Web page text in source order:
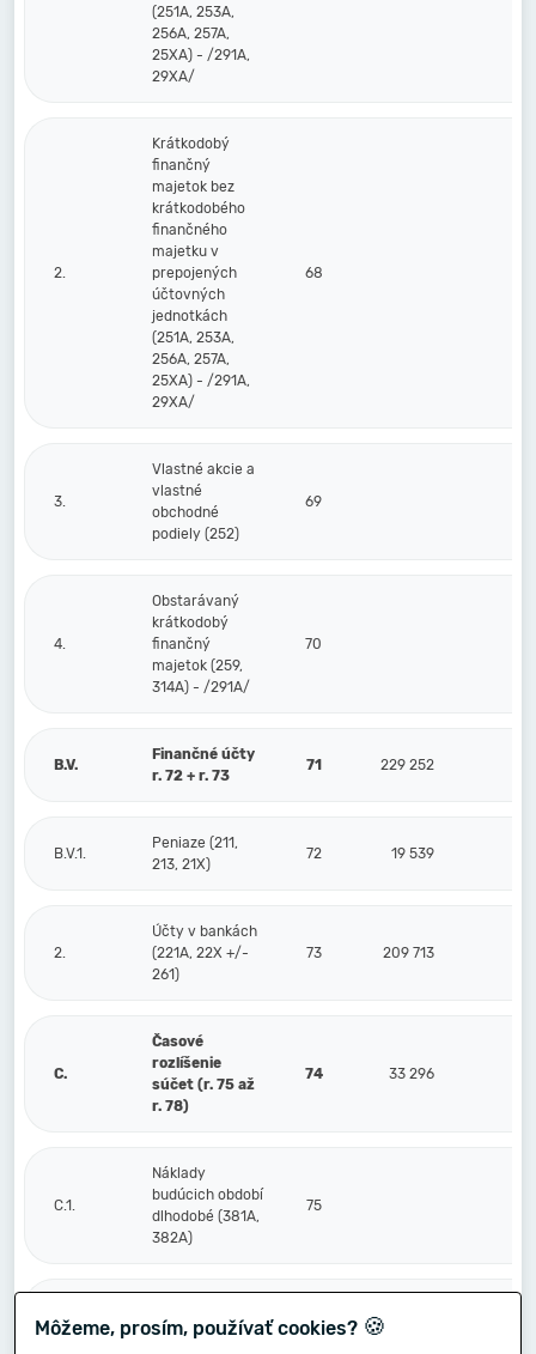
(251A, 253A,
256A, 257A,
25XA) - /291A,
29XA/
2.
Krátkodobý
finančný
majetok bez
krátkodobého
finančného
majetku v
prepojených
účtovných
jednotkách
(251A, 253A,
256A, 257A,
25XA) - /291A,
29XA/
68
3.
Vlastné akcie a
vlastné
obchodné
podiely (252)
69
4.
Obstarávaný
krátkodobý
finančný
majetok (259,
314A) - /291A/
70
B.V.
Finančné účty
r. 72 + r. 73
71 229 252
B.V.1.
Peniaze (211,
213, 21X)
72 19 539
2.
Účty v bankách
(221A, 22X +/-
261)
73 209 713
C.
Časové
rozlíšenie
súčet (r. 75 až
r. 78)
74 33 296
C.1.
Náklady
budúcich období
dlhodobé (381A,
382A)
75
2.
budúcich období
76
Môžeme, prosím, používať cookies? 🍪